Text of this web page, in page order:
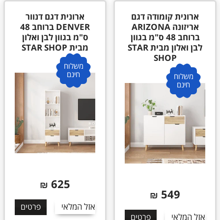
ארונית קומודה דגם
אריזונה ARIZONA
ברוחב 48 ס"מ בגוון
לבן ואלון מבית STAR
SHOP
משלוח
חינם
549
₪
אזל המלאי פרטים
ארונית דגם דנוור
DENVER ברוחב 48
ס"מ בגוון לבן ואלון
מבית STAR SHOP
משלוח
חינם
625
₪
אזל המלאי פרטים